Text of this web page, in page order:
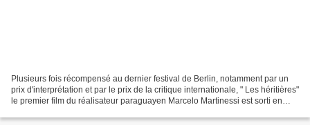
Plusieurs fois récompensé au dernier festival de Berlin, notamment par un
prix d'interprétation et par le prix de la critique internationale, " Les héritières"
le premier film du réalisateur paraguayen Marcelo Martinessi est sorti en